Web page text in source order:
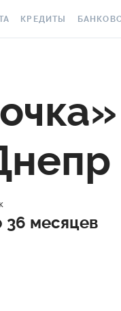
КУРСЫ
КРЕДИТЫ
КРЕДИТ ДО ЗАРПЛАТЫ
КРЕДИТ БЕЗ СПРАВОК
КРЕДИТНЫЙ
С
РЕЙТИНГ
РЕЙТИНГ
36 месяцев